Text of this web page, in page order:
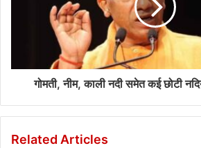
गोमती, नीम, काली नदी समेत कई छोटी
Related Articles